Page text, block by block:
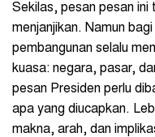
Sekilas, pesan pesan
menjanjikan. Namun
pembangunan selalu
kuasa: negara, pasar,
pesan Presiden perlu
apa yang diucapkan.
makna, arah, dan